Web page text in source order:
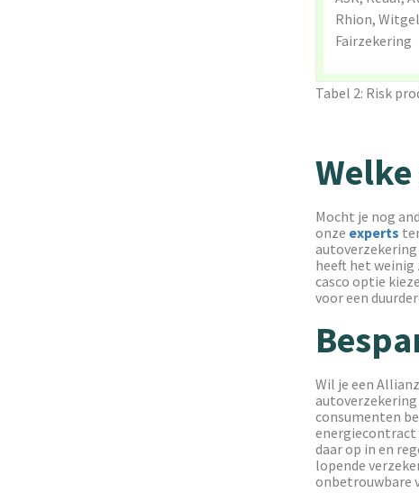
Rhion,
Fairzekering
Tabel 2: Risk
Mocht je nog
onze experts
autoverzekering
heeft het weinig
casco optie
voor een
Wil je een
autoverzekering
consumenten
energiecontract
daar op in en
lopende
onbetrouwbare